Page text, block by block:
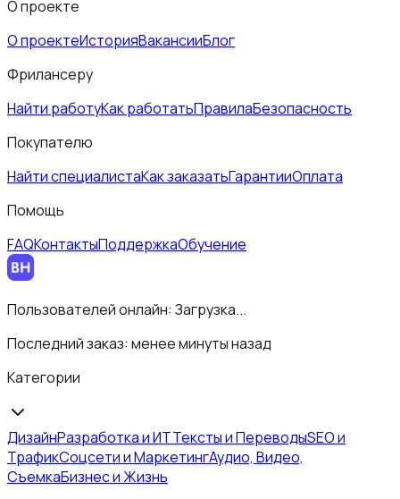
О проекте
О проектеИсторияВакансииБлог
Фрилансеру
Найти работуКак работатьПравилаБезопасность
Покупателю
Найти специалистаКак заказатьГарантииОплата
Помощь
FAQКонтактыПоддержкаОбучение
Пользователей онлайн: Загрузка...
Последний заказ: менее минуты назад
Категории
ДизайнРазработка и ИТТексты и ПереводыSEO и
ТрафикСоцсети и МаркетингАудио, Видео,
СъемкаБизнес и Жизнь